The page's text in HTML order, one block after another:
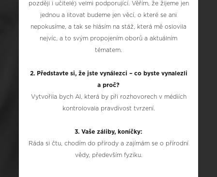
později i učitelé) velmi podporující. Věřím, že žijeme jen
jednou a litovat budeme jen věcí, o které se ani
nepokusíme, a tak se hlásím na stáž, která mě oslovila
nejvíc, a to svým propojením oborů a aktuálním
tématem.
2. Představte si, že jste vynálezci – co byste vynalezli
a proč?
Vytvořila bych AI, která by při rozhovorech v médiích
kontrolovala pravdivost tvrzení.
3. Vaše záliby, koníčky:
Ráda si čtu, chodím do přírody a zajímám se o přírodní
vědy, především fyziku.